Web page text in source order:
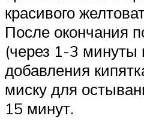
красивого
После окончания
(через 1-3 минуты
добавления
миску для
15 минут.